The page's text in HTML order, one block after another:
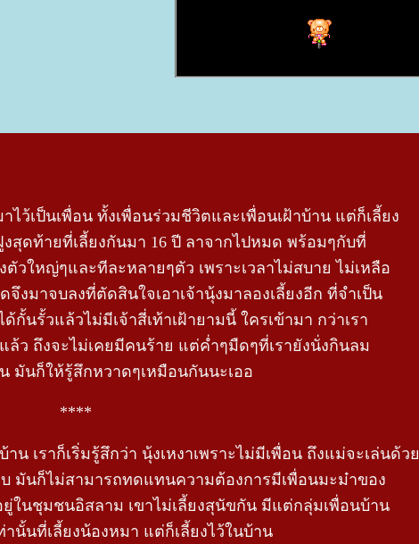
ไว้เป็นเพื่อน ทั้งเพื่อนร่วมชีวิตและเพื่อนเฝ้าบ้าน แต่ก็เลี้ยง
สุดท้ายที่เลี้ยงกันมา 16 ปี ลาจากไปหมด พร้อมๆกับที่
ตัวใหญ่ๆและทีละหลายๆตัว เพราะเวลาไม่สบาย ไม่เหลือ
งมาจบลงที่ตัดสินใจเอาเจ้านุ้งมาลองเลี้ยงอีก ที่จำเป็น
กั้นรั้วแล้วไม่มีเจ้าสี่เท้าเฝ้ายามนี้ ใครเข้ามา กว่าเรา
ล้ว ถึงจะไม่เคยมีคนร้าย แต่ค่ำๆมืดๆที่เรายังนั่งกินลม
มันก็ให้รู้สึกหวาดๆเหมือนกันนะเออ
****
เราก็เริ่มรู้สึกว่า นุ้งเหงาเพราะไม่มีเพื่อน ถึงแม่จะเล่นด้ว
บ มันก็ไม่สามารถทดแทนความต้องการมีเพื่อนมะม๋าของ
ในชุมชนอิสลาม เขาไม่เลี้ยงสุนัขกัน มีแต่กลุ่มเพื่อนบ้าน
านั้นที่เลี้ยงน้องหมา แต่ก็เลี้ยงไว้ในบ้าน